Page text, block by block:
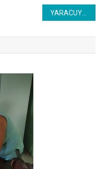
YARACUY | Aprendices Inces realizaron taller sobre el Bullying